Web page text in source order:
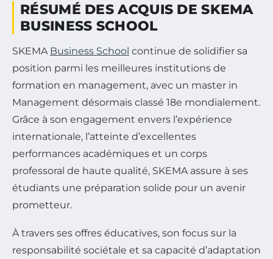
RÉSUMÉ DES ACQUIS DE SKEMA
BUSINESS SCHOOL
SKEMA Business School continue de solidifier sa
position parmi les meilleures institutions de
formation en management, avec un master in
Management désormais classé 18e mondialement.
Grâce à son engagement envers l’expérience
internationale, l’atteinte d’excellentes
performances académiques et un corps
professoral de haute qualité, SKEMA assure à ses
étudiants une préparation solide pour un avenir
prometteur.
À travers ses offres éducatives, son focus sur la
responsabilité sociétale et sa capacité d’adaptation